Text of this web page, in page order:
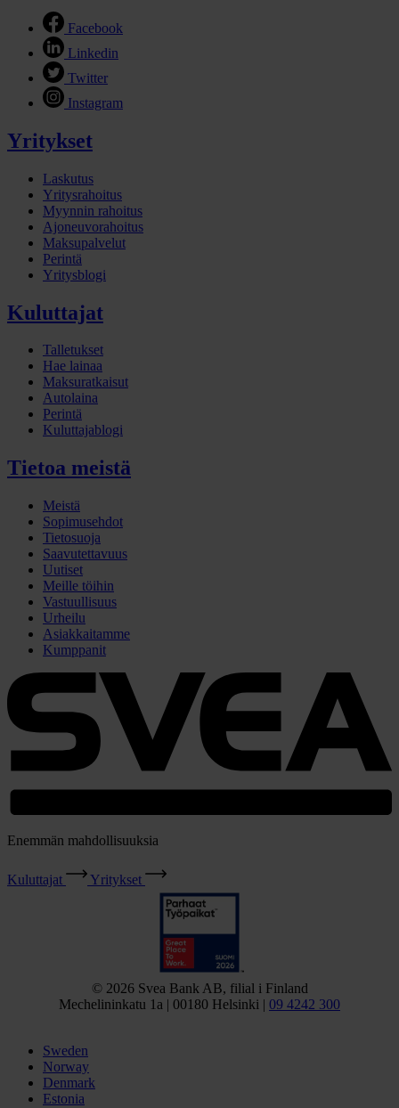
Facebook
Linkedin
Twitter
Instagram
Yritykset
Laskutus
Yritysrahoitus
Myynnin rahoitus
Ajoneuvorahoitus
Maksupalvelut
Perintä
Yritysblogi
Kuluttajat
Talletukset
Hae lainaa
Maksuratkaisut
Autolaina
Perintä
Kuluttajablogi
Tietoa meistä
Meistä
Sopimusehdot
Tietosuoja
Saavutettavuus
Uutiset
Meille töihin
Vastuullisuus
Urheilu
Asiakkaitamme
Kumppanit
Enemmän mahdollisuuksia
Kuluttajat Yritykset
© 2026 Svea Bank AB, filial i Finland
Mechelininkatu 1a | 00180 Helsinki | 09 4242 300
Sweden
Norway
Denmark
Estonia